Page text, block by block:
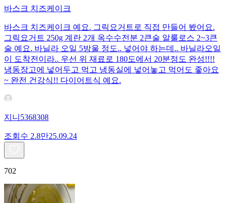
바스크 치즈케이크
바스크 치즈케이크 예요. 그릭요거트로 직접 만들어 봤어요.
그릭요거트 250g 계란 2개 옥수수전분 2큰술 알룰로스 2~3큰
술 예요. 바닐라 오일 5방울 정도.. 넣어야 하는데.. 바닐라오일
이 도착전이라.. 우선 위 재료로 180도에서 20분정도 완성!!!!
냉동장고에 넣어두고 먹고 냉동실에 넣어놓고 먹어도 좋아요
~ 완전 건강식!! 다이어트식 예요.
지니5368308
조회수 2.8만25.09.24
702